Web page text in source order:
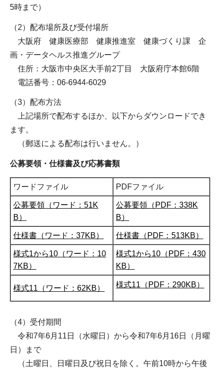
5時まで）
（2）配布場所及び受付場所
大阪府 健康医療部 健康推進室 健康づくり課 企
画・データヘルス推進グループ
住所：大阪市中央区大手前2丁目 大阪府庁本館6階
電話番号：06-6944-6029
（3）配布方法
上記場所で配布するほか、以下からダウンロードでき
ます。
（郵送による配布は行いません。）
公募要領・仕様書及び応募書類
ワードファイル PDFファイル
公募要領（ワード：51K
B）
公募要領（PDF：338K
B）
仕様書（ワード：37KB） 仕様書（PDF：513KB）
様式1から10（ワード：10
7KB）
様式1から10（PDF：430
KB）
様式11（ワード：62KB） 様式11（PDF：290KB）
（4）受付期間
令和7年6月11日（水曜日）から令和7年6月16日（月曜
日）まで
（土曜日、日曜日及び祝日を除く。午前10時から午後